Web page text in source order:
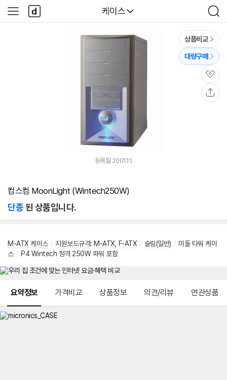
다나와
케이스
검
색
사
이
다
나
와
상품비교
대량구매
관
심
등록월 2001.11.
컴스컴 MoonLight (Wintech250W)
단종된 상품입니다.
M-ATX 케이스 / 지원보드규격: M-ATX F-ATX / 슬림(일반) / 미들 타워 케이
스 / P4 Wintech 정격 250W 파워 포함
요약정보 가격비교 상품정보 의견/리뷰 연관상품